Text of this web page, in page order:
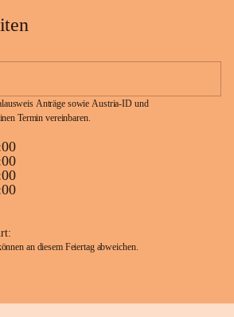
Anträge sowie Austria-ID und
Termin vereinbaren.
an diesem Feiertag abweichen.